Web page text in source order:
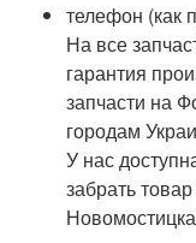
телефон (как
На все
гарантия
запчасти на
городам
У нас
забрать